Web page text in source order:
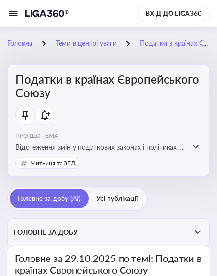
ВХІД ДО LIGA360
Головна Теми в центрі уваги Податки в країнах Європейського Союзу
Податки в країнах Європейського
Союзу
ПРО ЩО ТЕМА:
Відстеження змін у податкових законах і політиках
країн ЄС. Моніторинг кейсів, що впливають на бізнес-
процеси та фінансову звітність
Митниця та ЗЕД
Головне за добу (AI) Усі публікації
ГОЛОВНЕ ЗА ДОБУ
Головне за 29.10.2025 по темі: Податки в
країнах Європейського Союзу